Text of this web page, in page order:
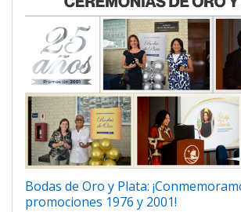
Bodas de Oro y Plata:
promociones 1976 y 2001!